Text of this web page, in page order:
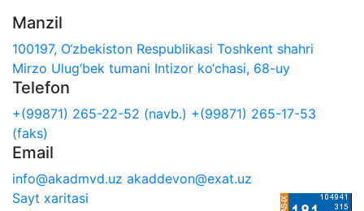
Manzil
100197, O‘zbekiston Respublikasi Toshkent shahri
Mirzo Ulug‘bek tumani Intizor ko‘chasi, 68-uy
Telefon
+(99871) 265-22-52 (navb.) +(99871) 265-17-53
(faks)
Email
info@akadmvd.uz akaddevon@exat.uz
Sayt xaritasi